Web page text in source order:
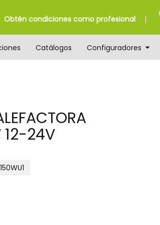
Obtén condiciones como profesional
Catálogos Configuradores
12-24V